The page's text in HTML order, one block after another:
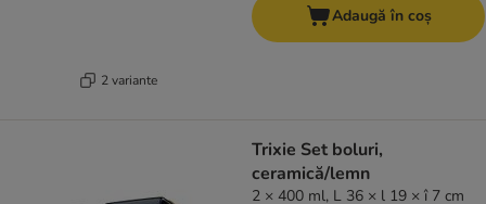
2 variante
Adaugă în coș
Trixie Set boluri,
ceramică/lemn
2 × 400 ml, L 36 × l 19 × î 7 cm